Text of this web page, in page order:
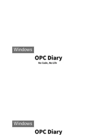
Windows
Windows